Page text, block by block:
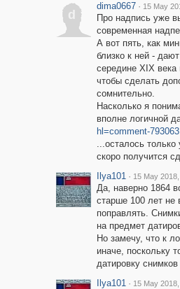
d
dima0667 · 15 May
Про надпись уже
современная
А вот пять, как
близко к ней -
середине XIX века
чтобы сделать
сомнительно.
Насколько я
вполне логичной
hl=comment-793063
...осталось
скоро получится
Ilya101 · 15 May
Да, наверно 1864
старше 100 лет не
поправлять.
на предмет
Но замечу, что к
иначе, поскольку
датировку
Ilya101 · 15 May